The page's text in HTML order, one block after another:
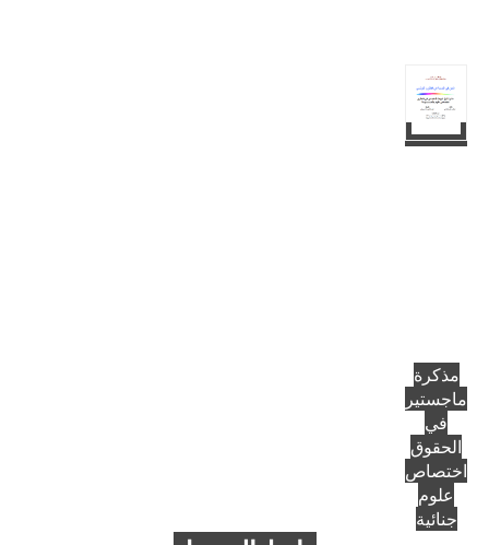
مذكرة
ماجستير
في
الحقوق
اختصاص
علوم
جنائية